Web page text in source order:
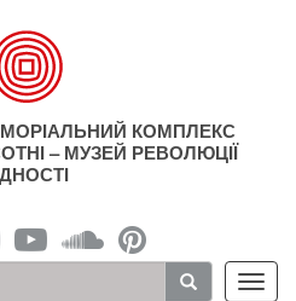
КОМПЛЕКС
– МУЗЕЙ РЕВОЛЮЦІЇ